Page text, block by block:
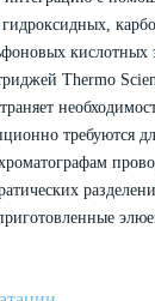
кислотных
Thermo
требуются